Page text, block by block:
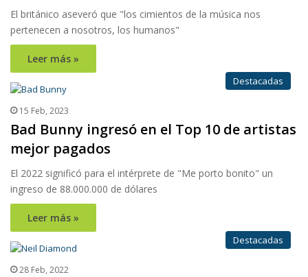
El británico aseveró que "los cimientos de la música nos
pertenecen a nosotros, los humanos"
Leer más »
Destacadas
15 Feb, 2023
Bad Bunny ingresó en el Top 10 de artistas
mejor pagados
El 2022 significó para el intérprete de "Me porto bonito" un
ingreso de 88.000.000 de dólares
Leer más »
Destacadas
28 Feb, 2022